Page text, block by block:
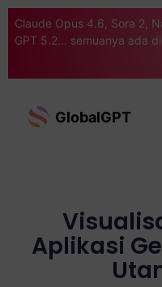
Claude Opus 4.6, Sora 2,
GPT 5.2... semuanya ada
GlobalGPT
Aplikasi